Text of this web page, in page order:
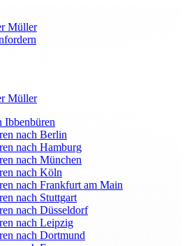
Müller
Müller
Ibbenbüren
nach Berlin
nach Hamburg
nach München
nach Köln
nach Frankfurt am Main
nach Stuttgart
nach Düsseldorf
nach Leipzig
nach Dortmund